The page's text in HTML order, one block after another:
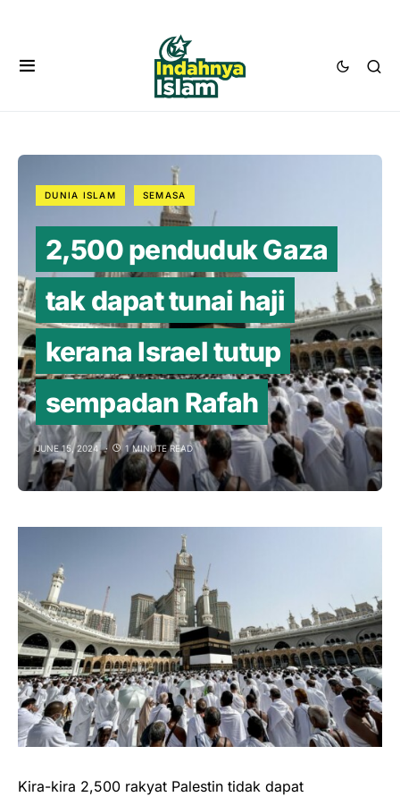
DUNIA ISLAM SEMASA
2,500 penduduk Gaza
tak dapat tunai haji
kerana Israel tutup
sempadan Rafah
JUNE 15, 2024 1 MINUTE READ
Kira-kira 2,500 rakyat Palestin tidak dapat